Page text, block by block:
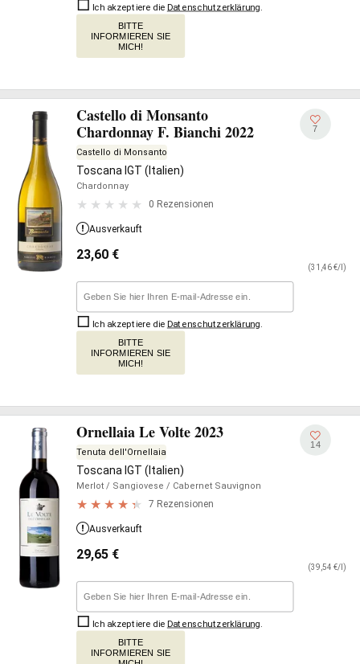
Ich akzeptiere die Datenschutzerklärung
BITTE
INFORMIEREN SIE
MICH!
Castello di Monsanto
Chardonnay F. Bianchi 2022
Castello di Monsanto
Toscana IGT (Italien)
Chardonnay
0 Rezensionen
7
Ausverkauft
23,60 €
(31,46 €/l)
Ich akzeptiere die Datenschutzerklärung
BITTE
INFORMIEREN SIE
MICH!
Ornellaia Le Volte 2023
Tenuta dell'Ornellaia
Toscana IGT (Italien)
Merlot / Sangiovese / Cabernet Sauvignon
7 Rezensionen
14
Ausverkauft
29,65 €
(39,54 €/l)
Ich akzeptiere die Datenschutzerklärung
BITTE
INFORMIEREN SIE